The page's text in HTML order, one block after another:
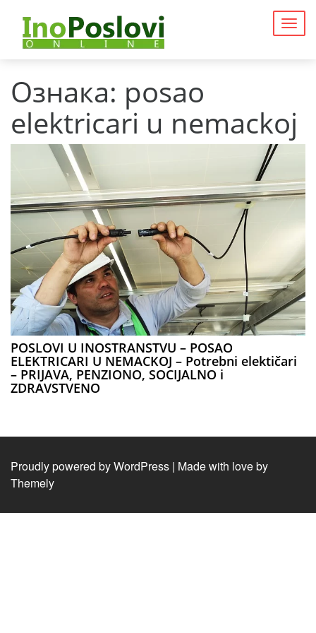
Ознака: posao
elektricari u nemackoj
POSLOVI U INOSTRANSTVU – POSAO
ELEKTRICARI U NEMACKOJ – Potrebni elektičari
– PRIJAVA, PENZIONO, SOCIJALNO i
ZDRAVSTVENO
Proudly powered by WordPress | Made with love by
Themely